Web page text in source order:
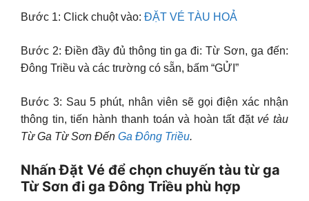
Bước 1: Click chuột vào: ĐẶT VÉ TÀU HOẢ
Bước 2: Điền đầy đủ thông tin ga đi: Từ Sơn, ga đến:
Ðông Triều và các trường có sẵn, bấm “GỬI”
Bước 3: Sau 5 phút, nhân viên sẽ gọi điện xác nhận
thông tin, tiến hành thanh toán và hoàn tất đặt vé tàu
Từ Ga Từ Sơn Đến Ga Ðông Triều.
Nhấn Đặt Vé để chọn chuyến tàu từ ga
Từ Sơn đi ga Ðông Triều phù hợp